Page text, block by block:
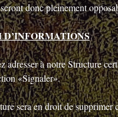
donc pleinement
D’INFORMATIONS
adresser à notre Structure
«Signaler».
sera en droit de supprimer